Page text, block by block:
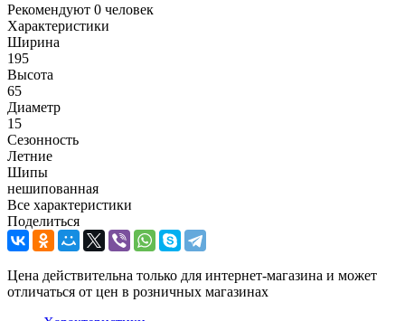
Рекомендуют 0 человек
Характеристики
Ширина
195
Высота
65
Диаметр
15
Сезонность
Летние
Шипы
нешипованная
Все характеристики
Поделиться
Цена действительна только для интернет-магазина и может
отличаться от цен в розничных магазинах